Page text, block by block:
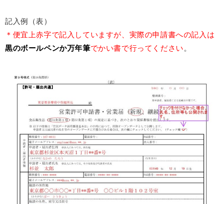
記入例（表）
＊便宜上赤字で記入していますが、実際の申請書への記入は
黒のボールペンか万年筆でかい書で行ってください 。